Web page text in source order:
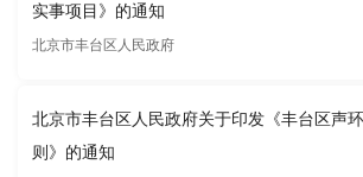
实事项目》的通知
北京市丰台区人民政府
北京市丰台区人民政府关于印发《丰台区声
则》的通知